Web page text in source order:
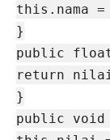
this.nama =
}
public
return
}
public